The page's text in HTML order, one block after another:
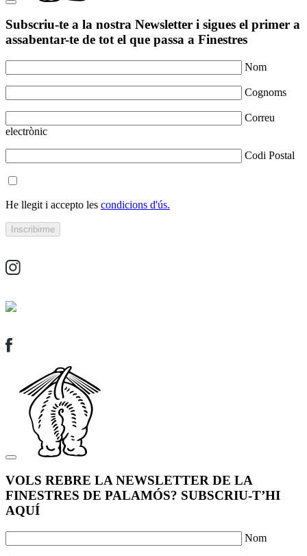
Subscriu-te a la nostra Newsletter i sigues el primer a
assabentar-te de tot el que passa a Finestres
Nom
Cognoms
Correu
electrònic
Codi Postal
He llegit i accepto les condicions d'ús.
VOLS REBRE LA NEWSLETTER DE LA
FINESTRES DE PALAMÓS? SUBSCRIU-T’HI
AQUÍ
Nom